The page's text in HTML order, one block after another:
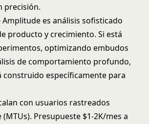
precisión.
Amplitude es análisis sofisticado
producto y crecimiento. Si está
optimizando embudos
de comportamiento profundo,
construido específicamente para
con usuarios rastreados
Presupueste $1-2K/mes a